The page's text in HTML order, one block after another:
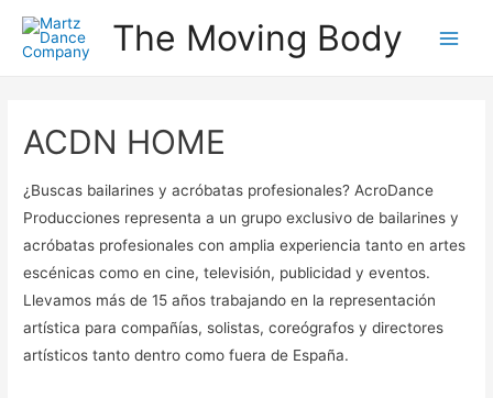
The Moving Body
ACDN HOME
¿Buscas bailarines y acróbatas profesionales? AcroDance
Producciones representa a un grupo exclusivo de bailarines y
acróbatas profesionales con amplia experiencia tanto en artes
escénicas como en cine, televisión, publicidad y eventos.
Llevamos más de 15 años trabajando en la representación
artística para compañías, solistas, coreógrafos y directores
artísticos tanto dentro como fuera de España.